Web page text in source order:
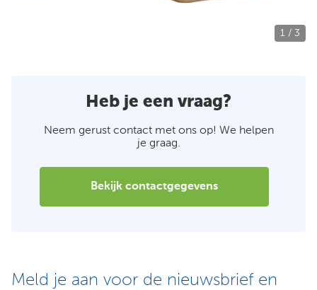
1 / 3
Heb je een vraag?
Neem gerust contact met ons op! We helpen
je graag.
Bekijk contactgegevens
Meld je aan voor de nieuwsbrief en